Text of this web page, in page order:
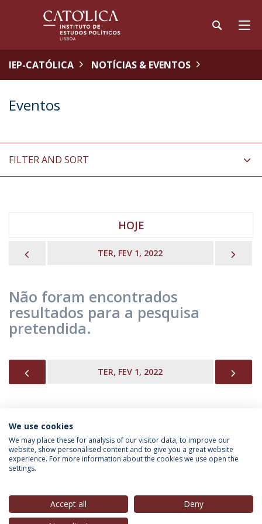
IEP-CATÓLICA NOTÍCIAS & EVENTOS
Eventos
FILTER AND SORT
HOJE
TER, FEV 1, 2022
Não foram encontrados
resultados para a pesquisa
pretendida.
TER, FEV 1, 2022
INFORMAÇÃO PARA
We use cookies
We may place these for analysis of our visitor data, to improve our
website, show personalised content and to give you a great website
experience. For more information about the cookies we use open the
settings.
Accept all
Deny